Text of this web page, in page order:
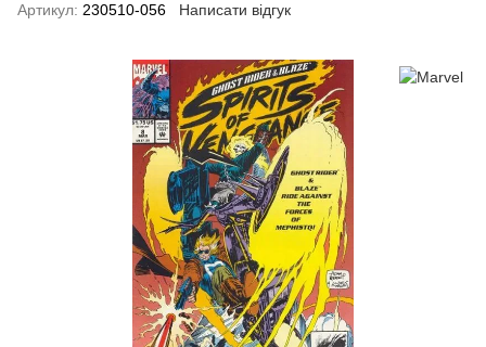
Артикул: 230510-056 Написати відгук